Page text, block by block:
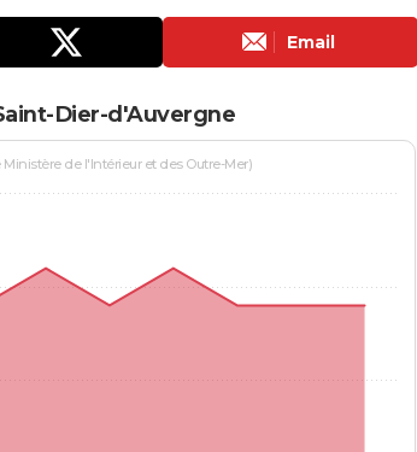
Email
Dier-d'Auvergne
de l'Intérieur et des Outre-Mer)